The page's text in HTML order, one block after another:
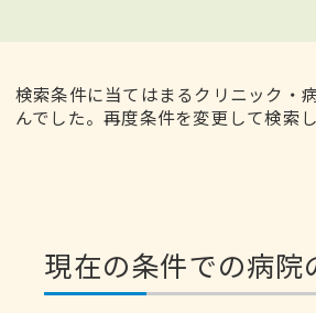
検索条件に当てはまるクリニック・
んでした。再度条件を変更して検索し
現在の条件での病院